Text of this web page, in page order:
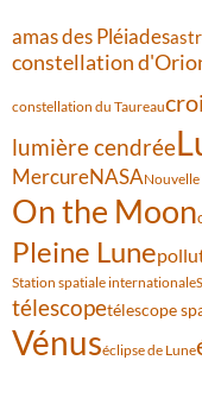
amas des Pléiades
constellation
constellation du Taureau
lumière cendrée
MercureNASANouvelle
On the Moon
Pleine Lune
Station spatiale internationale
télescopetélescope
Vénuséclipse de Lune